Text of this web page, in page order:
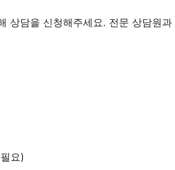
상담을 신청해주세요. 전문 상담원
요)